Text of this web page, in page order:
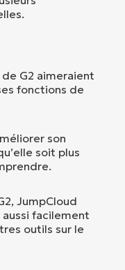
G2 aimeraient
fonctions de
son
soit plus
JumpCloud
aussi facilement
outils sur le